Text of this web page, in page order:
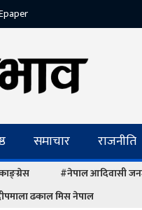
समाचार राजनीति
#नेपाल आदिवासी
ढकाल मिस नेपाल